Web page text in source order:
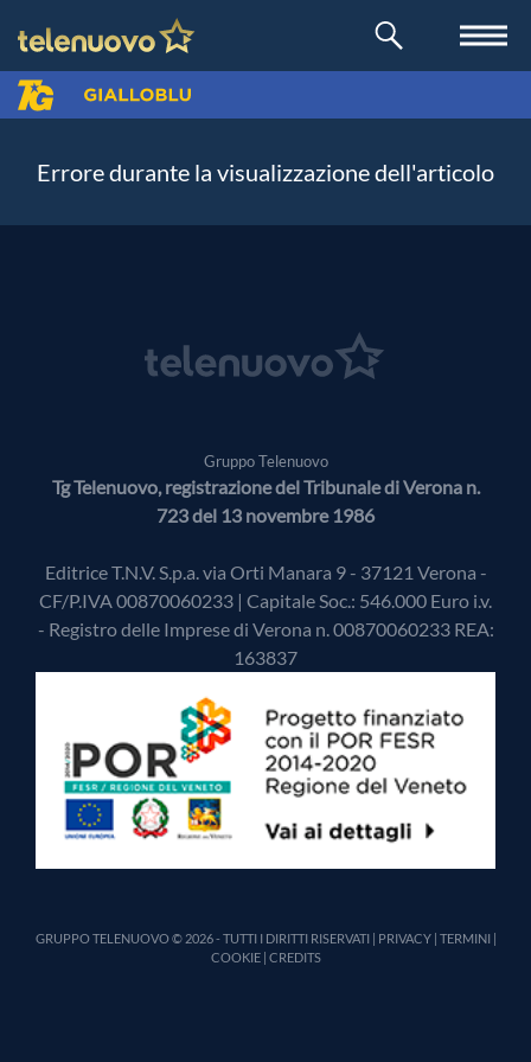
Errore durante la visualizzazione dell'articolo
Gruppo Telenuovo
Tg Telenuovo, registrazione del Tribunale di Verona n.
723 del 13 novembre 1986
Editrice T.N.V. S.p.a. via Orti Manara 9 - 37121 Verona -
CF/P.IVA 00870060233 | Capitale Soc.: 546.000 Euro i.v.
- Registro delle Imprese di Verona n. 00870060233 REA:
163837
GRUPPO TELENUOVO © 2026 - TUTTI I DIRITTI RISERVATI | PRIVACY| TERMINI|
COOKIE| CREDITS